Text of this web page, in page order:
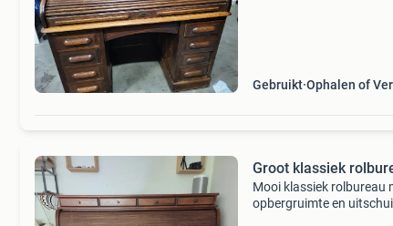
Gebruikt Ophalen of
Groot klassiek
Mooi klassiek rolbureau
opbergruimte en